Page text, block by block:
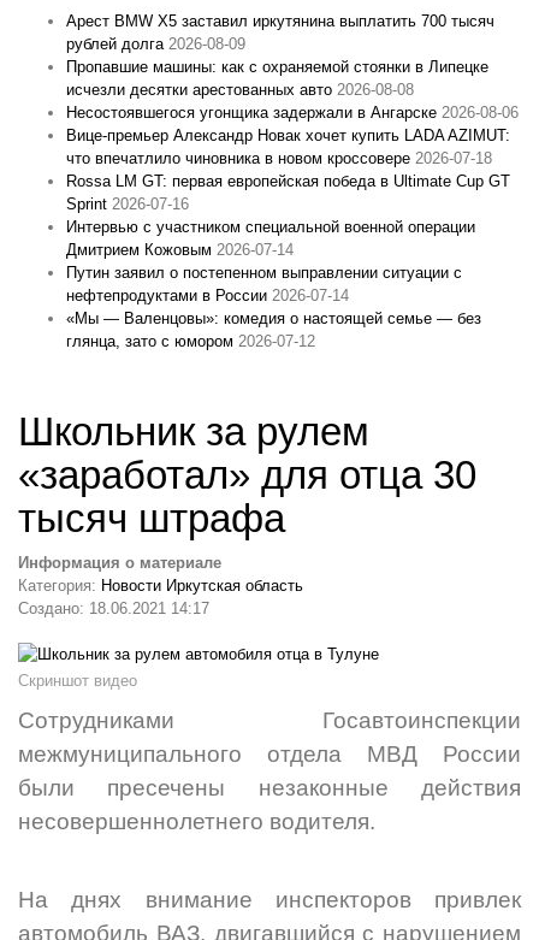
Арест BMW X5 заставил иркутянина выплатить 700 тысяч
рублей долга 2026-08-09
Пропавшие машины: как с охраняемой стоянки в Липецке
исчезли десятки арестованных авто 2026-08-08
Несостоявшегося угонщика задержали в Ангарске 2026-08-06
Вице‑премьер Александр Новак хочет купить LADA AZIMUT:
что впечатлило чиновника в новом кроссовере 2026-07-18
Rossa LM GT: первая европейская победа в Ultimate Cup GT
Sprint 2026-07-16
Интервью с участником специальной военной операции
Дмитрием Кожовым 2026-07-14
Путин заявил о постепенном выправлении ситуации с
нефтепродуктами в России 2026-07-14
«Мы — Валенцовы»: комедия о настоящей семье — без
глянца, зато с юмором 2026-07-12
Школьник за рулем
«заработал» для отца 30
тысяч штрафа
Информация о материале
Категория: Новости Иркутская область
Создано: 18.06.2021 14:17
Скриншот видео
Сотрудниками Госавтоинспекции
межмуниципального отдела МВД России
были пресечены незаконные действия
несовершеннолетнего водителя.
На днях внимание инспекторов привлек
автомобиль ВАЗ, двигавшийся с нарушением